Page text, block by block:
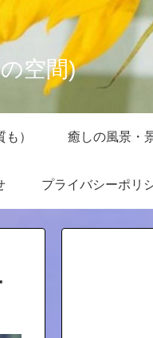
空間)
） 癒しの風景・
プライバシーポリ